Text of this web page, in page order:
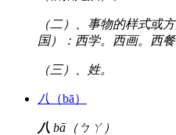
（二）、事物的样式或
国）：西学。西画。西餐
（三）、姓。
八 （bā）
八 bā（ㄅㄚ）